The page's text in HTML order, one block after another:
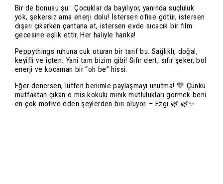
Bir de bonusu şu: Çocuklar da bayılıyor, yanında suçluluk
yok, şekersiz ama enerji dolu! İstersen ofise götür, istersen
dışarı çıkarken çantana at, istersen evde sıcacık bir film
gecesine eşlik ettir. Her haliyle harika!
Peppythings ruhuna cuk oturan bir tarif bu. Sağlıklı, doğal,
keyifli ve içten. Yani tam bizim gibi! Sıfır dert, sıfır şeker, bol
enerji ve kocaman bir “oh be” hissi.
Eğer denersen, lütfen benimle paylaşmayı unutma! 💛 Çünkü
mutfaktan çıkan o mis kokulu minik mutlulukları görmek beni
en çok motive eden şeylerden biri oluyor. – Ezgi 🌿 🌿✨